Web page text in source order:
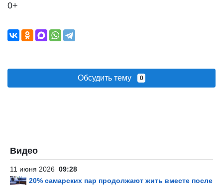
0+
Обсудить тему 0
Видео
11 июня 2026 09:28
20% самарских пар продолжают жить вместе после